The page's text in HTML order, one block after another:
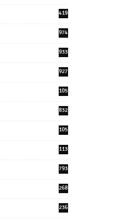
419
974
933
927
105
832
105
113
793
268
236